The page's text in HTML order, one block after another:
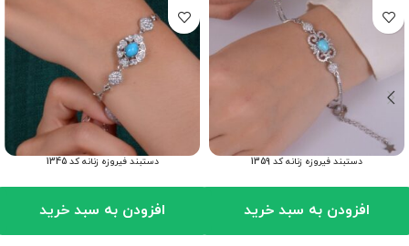
دستبند فیروزه زنانه کد 1359
افزودن به سبد خرید
دستبند فیروزه زنانه کد 1345
افزودن به سبد خرید